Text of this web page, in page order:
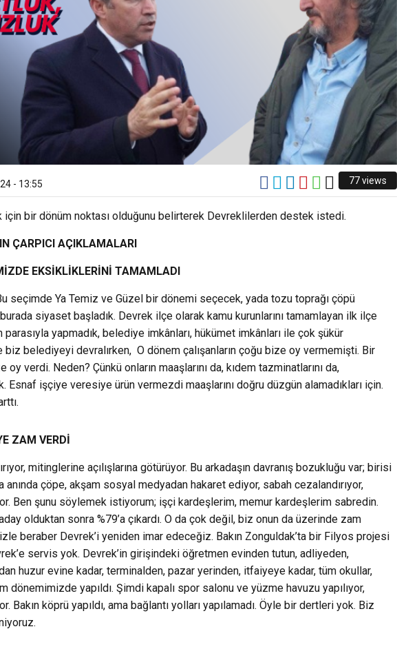
- 13:55 77 views
için bir dönüm noktası olduğunu belirterek Devreklilerden destek istedi.
ÇARPICI AÇIKLAMALARI
EKSİKLİKLERİNİ TAMAMLADI
seçimde Ya Temiz ve Güzel bir dönemi seçecek, yada tozu toprağı çöpü
siyaset başladık. Devrek ilçe olarak kamu kurunlarını tamamlayan ilk ilçe
parasıyla yapmadık, belediye imkânları, hükümet imkânları ile çok şükür
belediyeyi devralırken, O dönem çalışanların çoğu bize oy vermemişti. Bir
oy verdi. Neden? Çünkü onların maaşlarını da, kıdem tazminatlarını da,
işçiye veresiye ürün vermezdi maaşlarını doğru düzgün alamadıkları için.
ZAM VERDİ
mitinglerine açılışlarına götürüyor. Bu arkadaşın davranış bozukluğu var; birisi
anında çöpe, akşam sosyal medyadan hakaret ediyor, sabah cezalandırıyor,
Ben şunu söylemek istiyorum; işçi kardeşlerim, memur kardeşlerim sabredin.
olduktan sonra %79’a çıkardı. O da çok değil, biz onun da üzerinde zam
beraber Devrek’i yeniden imar edeceğiz. Bakın Zonguldak’ta bir Filyos projesi
servis yok. Devrek’in girişindeki öğretmen evinden tutun, adliyeden,
huzur evine kadar, terminalden, pazar yerinden, itfaiyeye kadar, tüm okullar,
dönemimizde yapıldı. Şimdi kapalı spor salonu ve yüzme havuzu yapılıyor,
Bakın köprü yapıldı, ama bağlantı yolları yapılamadı. Öyle bir dertleri yok. Biz